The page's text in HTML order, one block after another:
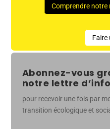
Comprendre notre
Faire
Abonnez-vous
notre lettre
pour recevoir une fois par
transition écologique et